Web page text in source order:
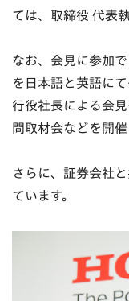
ては、取締役 代表
なお、会見に参加
を日本語と英語に
行役社長による会
問取材会などを開催
さらに、証券会社
ています。